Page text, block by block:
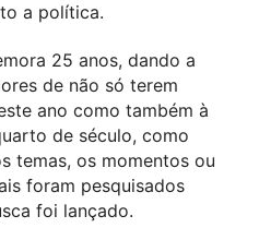
a política.
25 anos, dando a
de não só terem
ano como também à
de século, como
temas, os momentos ou
foram pesquisados
foi lançado.